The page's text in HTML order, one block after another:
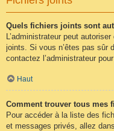
Quels fichiers joints sont
L’administrateur peut
joints. Si vous n’êtes pas sûr
contactez l’administrateur
Haut
Comment trouver tous mes
Pour accéder à la liste des
et messages privés, allez